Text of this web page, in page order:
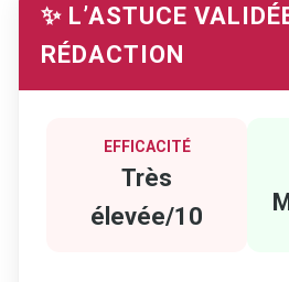
✨ L’ASTUCE
RÉDACTION
EFFICACITÉ
Très
élevée/10